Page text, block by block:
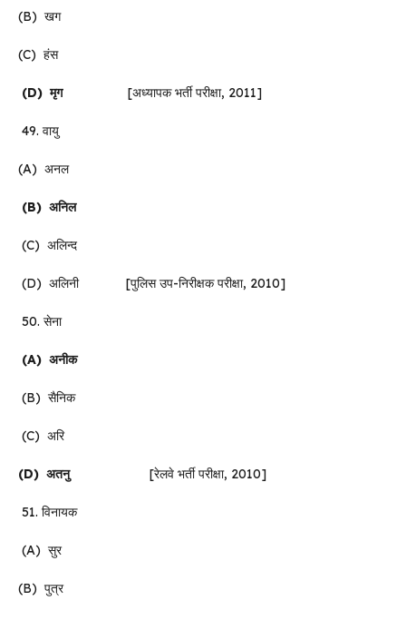
(B) खग
(C) हंस
(D)मृग[अध्यापक भर्ती परीक्षा, 2011]
49. वायु
(A) अनल
(B) अनिल
(C) अलिन्द
(D) अलिनी [पुलिस उप-निरीक्षक परीक्षा, 2010]
50. सेना
(A) अनीक
(B) सैनिक
(C) अरि
(D) अतनु [रेलवे भर्ती परीक्षा, 2010]
51. विनायक
(A) सुर
(B) पुत्र